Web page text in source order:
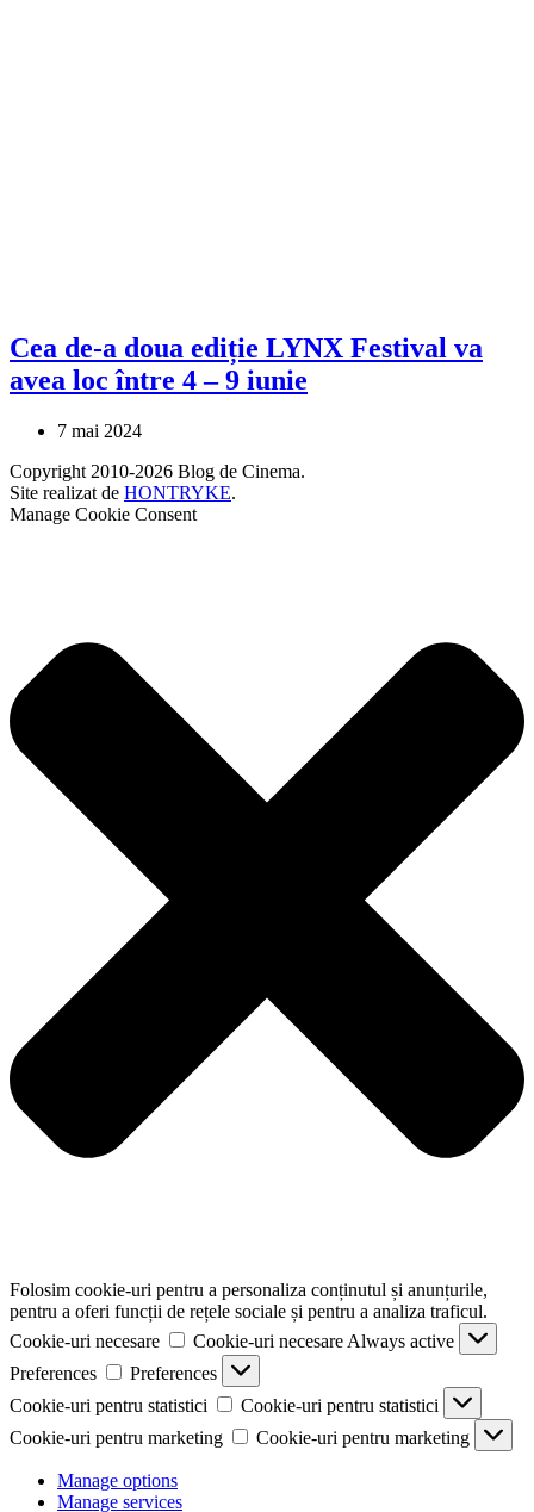
Cea de-a doua ediție LYNX Festival va
avea loc între 4 – 9 iunie
7 mai 2024
Copyright 2010-2026 Blog de Cinema.
Site realizat de HONTRYKE.
Manage Cookie Consent
Folosim cookie-uri pentru a personaliza conținutul și anunțurile,
pentru a oferi funcții de rețele sociale și pentru a analiza traficul.
Cookie-uri necesare
Cookie-uri necesare Always active
Preferences
Preferences
Cookie-uri pentru statistici
Cookie-uri pentru statistici
Cookie-uri pentru marketing
Cookie-uri pentru marketing
Manage options
Manage services